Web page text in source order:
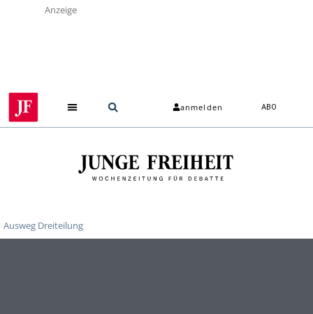
Anzeige
anmelden ABO
Ausweg Dreiteilung